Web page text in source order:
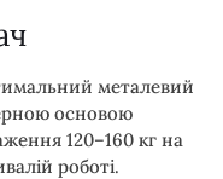
металевий
основою
120–160 кг на
роботі.